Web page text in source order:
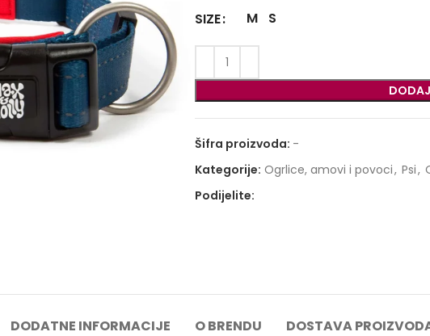
SIZE M S
Šifra proizvoda: -
Kategorije: Ogrlice, amovi i povoci, Psi,
Podijelite:
DODATNE INFORMACIJE O BRENDU DOSTAVA